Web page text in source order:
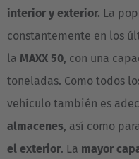
España
Español
France
Français
Great Britain
English
interior y exterior. La
constantemente en los
la MAXX 50, con una
toneladas. Como todos
vehículo también es
almacenes, así como
el exterior. La mayor